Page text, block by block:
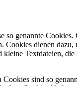
so genannte
Cookies dienen
kleine Textdateien,
sind so